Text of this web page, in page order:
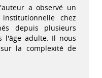
a observé un
chez
depuis plusieurs
l'âge adulte. Il nous
la complexité de